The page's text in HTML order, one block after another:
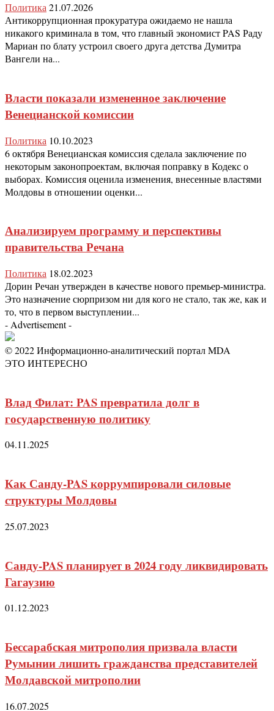
Политика 21.07.2026
Антикоррупционная прокуратура ожидаемо не нашла
никакого криминала в том, что главный экономист PAS Раду
Мариан по блату устроил своего друга детства Думитра
Вангели на...
Власти показали измененное заключение
Венецианской комиссии
Политика 10.10.2023
6 октября Венецианская комиссия сделала заключение по
некоторым законопроектам, включая поправку в Кодекс о
выборах. Комиссия оценила изменения, внесенные властями
Молдовы в отношении оценки...
Анализируем программу и перспективы
правительства Речана
Политика 18.02.2023
Дорин Речан утвержден в качестве нового премьер-министра.
Это назначение сюрпризом ни для кого не стало, так же, как и
то, что в первом выступлении...
- Advertisement -
© 2022 Информационно-аналитический портал MDA
ЭТО ИНТЕРЕСНО
Влад Филат: PAS превратила долг в
государственную политику
04.11.2025
Как Санду-PAS коррумпировали силовые
структуры Молдовы
25.07.2023
Санду-PAS планирует в 2024 году ликвидировать
Гагаузию
01.12.2023
Бессарабская митрополия призвала власти
Румынии лишить гражданства представителей
Молдавской митрополии
16.07.2025